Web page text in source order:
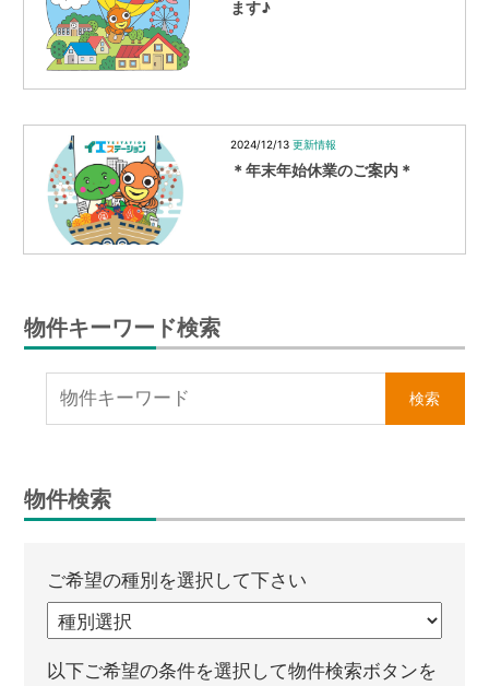
ます♪
2024/12/13 更新情報
＊年末年始休業のご案内＊
物件キーワード検索
物件検索
ご希望の種別を選択して下さい
以下ご希望の条件を選択して物件検索ボタンを